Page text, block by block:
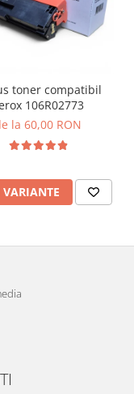
toner compatibil
106R02773
la 60,00 RON
VARIANTE